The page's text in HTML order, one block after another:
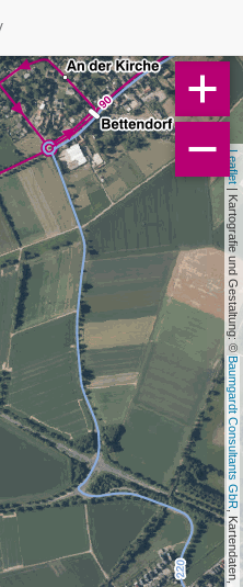
Leaflet
| Kartografie und Gestaltung: ©
Baumgardt Consultants GbR